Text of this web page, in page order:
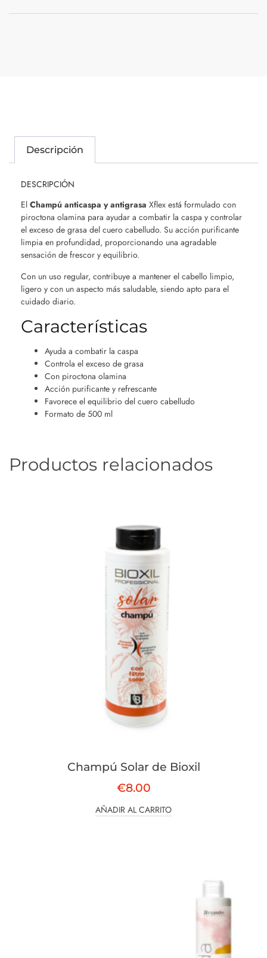
Descripción
DESCRIPCIÓN
El Champú anticaspa y antigrasa Xflex está formulado con
piroctona olamina para ayudar a combatir la caspa y controlar
el exceso de grasa del cuero cabelludo. Su acción purificante
limpia en profundidad, proporcionando una agradable
sensación de frescor y equilibrio.
Con un uso regular, contribuye a mantener el cabello limpio,
ligero y con un aspecto más saludable, siendo apto para el
cuidado diario.
Características
Ayuda a combatir la caspa
Controla el exceso de grasa
Con piroctona olamina
Acción purificante y refrescante
Favorece el equilibrio del cuero cabelludo
Formato de 500 ml
Productos relacionados
Champú Solar de Bioxil
€8.00
AÑADIR AL CARRITO